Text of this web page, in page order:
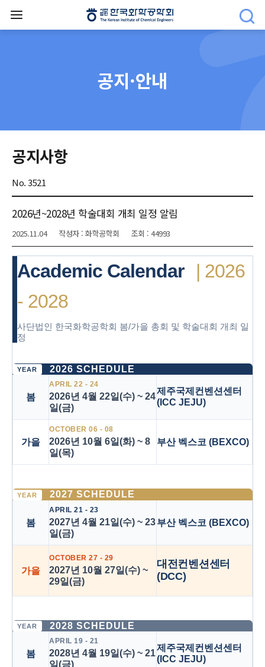
공지·안내
공지사항
No. 3521
2026년~2028년 학술대회 개최 일정 알림
2025.11.04 작성자 : 화학공학회 조회 : 44993